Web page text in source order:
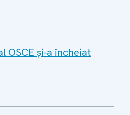
OSCE și-a încheiat